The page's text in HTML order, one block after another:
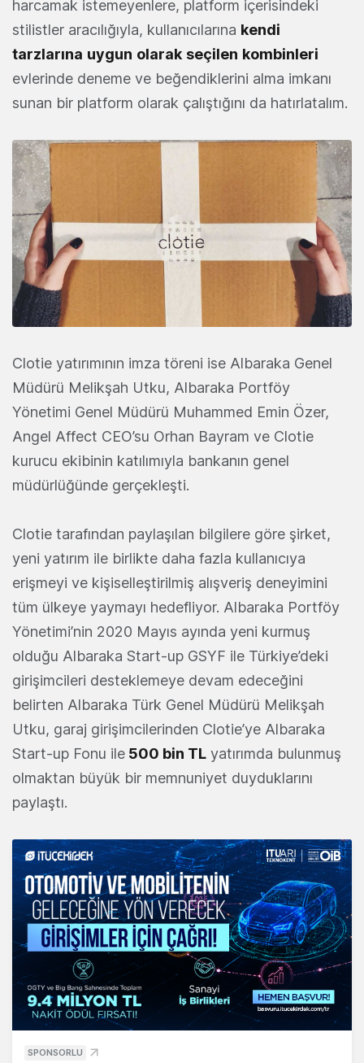
harcamak istemeyenlere, platform içerisindeki
stilistler aracılığıyla, kullanıcılarına kendi
tarzlarına uygun olarak seçilen kombinleri
evlerinde deneme ve beğendiklerini alma imkanı
sunan bir platform olarak çalıştığını da hatırlatalım.
Clotie yatırımının imza töreni ise Albaraka Genel
Müdürü Melikşah Utku, Albaraka Portföy
Yönetimi Genel Müdürü Muhammed Emin Özer,
Angel Affect CEO’su Orhan Bayram ve Clotie
kurucu ekibinin katılımıyla bankanın genel
müdürlüğünde gerçekleşti.
Clotie tarafından paylaşılan bilgilere göre şirket,
yeni yatırım ile birlikte daha fazla kullanıcıya
erişmeyi ve kişiselleştirilmiş alışveriş deneyimini
tüm ülkeye yaymayı hedefliyor. Albaraka Portföy
Yönetimi’nin 2020 Mayıs ayında yeni kurmuş
olduğu Albaraka Start-up GSYF ile Türkiye’deki
girişimcileri desteklemeye devam edeceğini
belirten Albaraka Türk Genel Müdürü Melikşah
Utku, garaj girişimcilerinden Clotie’ye Albaraka
Start-up Fonu ile 500 bin TL yatırımda bulunmuş
olmaktan büyük bir memnuniyet duyduklarını
paylaştı.
SPONSORLU